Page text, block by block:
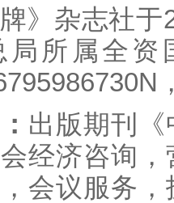
牌》杂志社
局所属全资
出版期刊
经济咨询
会议服务